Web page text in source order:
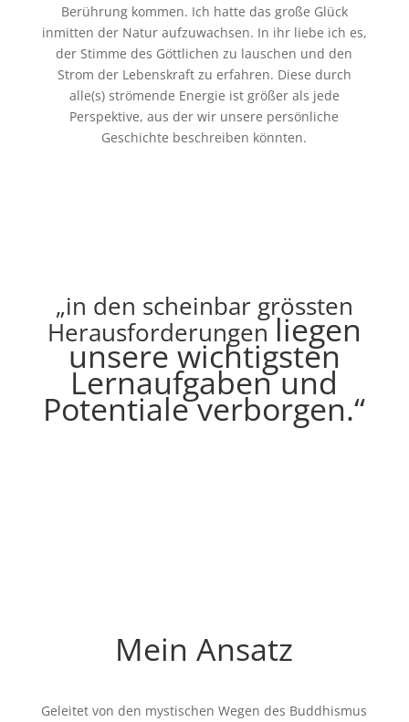
Berührung kommen. Ich hatte das große Glück
inmitten der Natur aufzuwachsen. In ihr liebe ich es,
der Stimme des Göttlichen zu lauschen und den
Strom der Lebenskraft zu erfahren. Diese durch
alle(s) strömende Energie ist größer als jede
Perspektive, aus der wir unsere persönliche
Geschichte beschreiben könnten.
„in den scheinbar grössten
Herausforderungen liegen
unsere wichtigsten
Lernaufgaben und
Potentiale verborgen.“
Mein Ansatz
Geleitet von den mystischen Wegen des Buddhismus